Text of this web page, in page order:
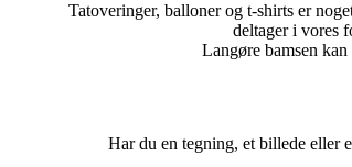
Tatoveringer, balloner og t-shirts er
deltager i vores
Langøre bamsen
Har du en tegning, et billede eller